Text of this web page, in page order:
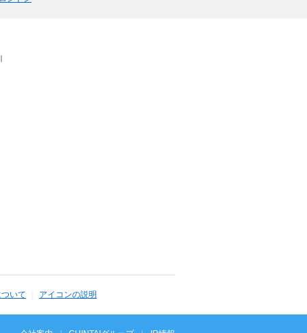
｜
いて アイコンの説明